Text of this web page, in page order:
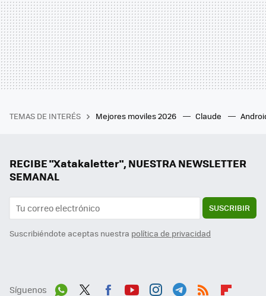
TEMAS DE INTERÉS Mejores moviles 2026 Claude
RECIBE "Xatakaletter", NUESTRA NEWSLETTER
SEMANAL
SUSCRIBIR
Suscribiéndote aceptas nuestra política de privacidad
Síguenos